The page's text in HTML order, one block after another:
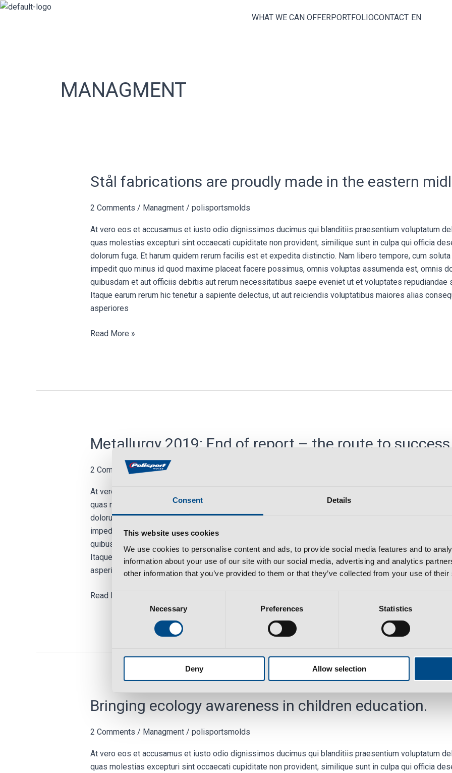
Consent Details
This website uses cookies
We use cookies to personalise content and ads, to provide social media features and to
information about your use of our site with our social media, advertising and analytics
other information that you’ve provided to them or that they’ve collected from your use of
Consent
Necessary Preferences Statistics
Deny Allow selection
Skip
WHAT WE CAN OFFERPORTFOLIOCONTACT EN
MANAGMENT
Stål fabrications are proudly made in the eastern
2 Comments / Managment/ polisportsmolds
At vero eos et accusamus et iusto odio dignissimos ducimus qui blanditiis praesentium voluptatum
quas molestias excepturi sint occaecati cupiditate non provident, similique sunt in culpa qui officia
dolorum fuga. Et harum quidem rerum facilis est et expedita distinctio. Nam libero tempore, cum
impedit quo minus id quod maxime placeat facere possimus, omnis voluptas assumenda est, omnis
quibusdam et aut officiis debitis aut rerum necessitatibus saepe eveniet ut et voluptates repudiandae
Itaque earum rerum hic tenetur a sapiente delectus, ut aut reiciendis voluptatibus maiores alias
asperiores
Stål
are
made
in
the
eastern
midlands.
Read More »
Metallurgy 2019: End of report – the route to success.
2 Comments /Managment
At vero eos et accusamus et iusto odio dignissimos ducimus qui blanditiis praesentium voluptatum
quas molestias excepturi sint occaecati cupiditate non provident, similique sunt in culpa qui officia
dolorum fuga. Et harum quidem rerum facilis est et expedita distinctio. Nam libero tempore, cum
impedit quo minus id quod maxime placeat facere possimus, omnis voluptas assumenda est, omnis
quibusdam et aut officiis debitis aut rerum necessitatibus saepe eveniet ut et voluptates repudiandae
Itaque earum rerum hic tenetur a sapiente delectus, ut aut reiciendis voluptatibus maiores alias
asperiores
Metallurgy
End
report
–
the
route
to
success.
Read More »
Bringing ecology awareness in children education.
2 Comments / Managment/ polisportsmolds
At vero eos et accusamus et iusto odio dignissimos ducimus qui blanditiis praesentium voluptatum
quas molestias excepturi sint occaecati cupiditate non provident, similique sunt in culpa qui officia
Bringing
ecology
awareness
children
education.